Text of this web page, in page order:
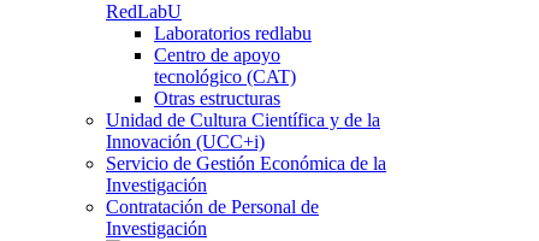
RedLabU
Laboratorios redlabu
Centro de apoyo
tecnológico (CAT)
Otras estructuras
Unidad de Cultura Científica y de la
Innovación (UCC+i)
Servicio de Gestión Económica de la
Investigación
Contratación de Personal de
Investigación